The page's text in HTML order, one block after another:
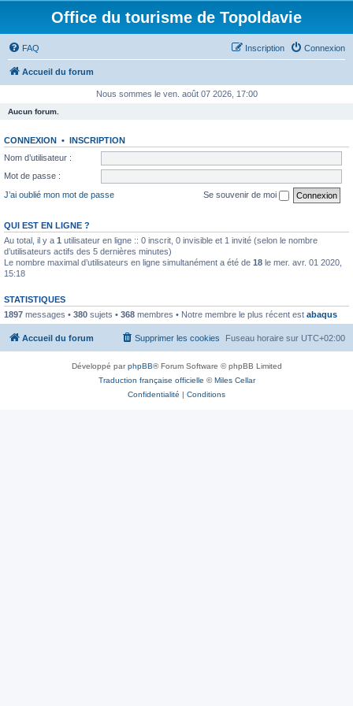
Office du tourisme de Topoldavie
FAQ Connexion
Inscription
Accueil du forum
Nous sommes le ven. août 07 2026, 17:00
Aucun forum.
CONNEXION • INSCRIPTION
Nom d’utilisateur :
Mot de passe :
J’ai oublié mon mot de passe
Se souvenir de moi
QUI EST EN LIGNE ?
Au total, il y a 1 utilisateur en ligne :: 0 inscrit, 0 invisible et 1 invité (selon le nombre
d’utilisateurs actifs des 5 dernières minutes)
Le nombre maximal d’utilisateurs en ligne simultanément a été de 18 le mer. avr. 01 2020,
15:18
STATISTIQUES
1897 messages • 380 sujets • 368 membres • Notre membre le plus récent est abaqus
Accueil du forum Fuseau horaire sur UTC+02:00
Supprimer les cookies
Développé parphpBB® Forum Software © phpBB Limited
Traduction française officielle ©Miles Cellar
Confidentialité | Conditions